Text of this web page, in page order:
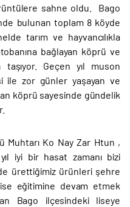
sahne oldu. Bago
bulunan toplam 8 köyde
tarım ve hayvancılıkla
bağlayan köprü ve
Geçen yıl muson
ile zor günler yaşayan ve
köprü sayesinde gündelik
Muhtarı Ko Nay Zar Htun ,
iyi bir hasat zamanı bizi
ürettiğimiz ürünleri şehre
eğitimine devam etmek
Bago ilçesindeki liseye